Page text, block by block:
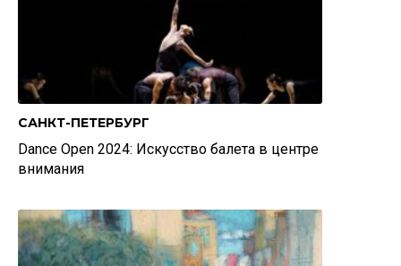
САНКТ-ПЕТЕРБУРГ
Dance Open 2024: Искусство балета в центре
внимания